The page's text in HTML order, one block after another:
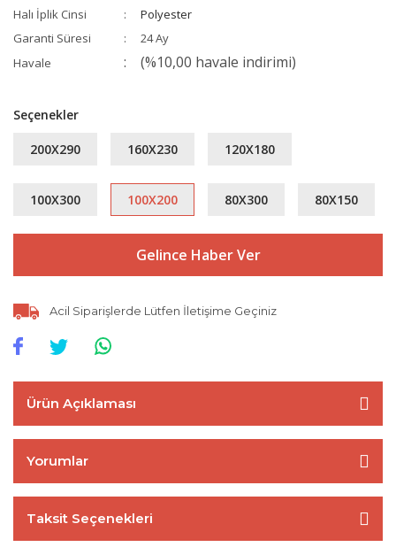
Halı İplik Cinsi
Polyester
Garanti Süresi
24 Ay
Havale
(%10,00 havale indirimi)
Seçenekler
200X290 160X230 120X180
100X300 100X200 80X300 80X150
Gelince Haber Ver
Acil Siparişlerde Lütfen İletişime Geçiniz
Ürün Açıklaması
Yorumlar
Taksit Seçenekleri